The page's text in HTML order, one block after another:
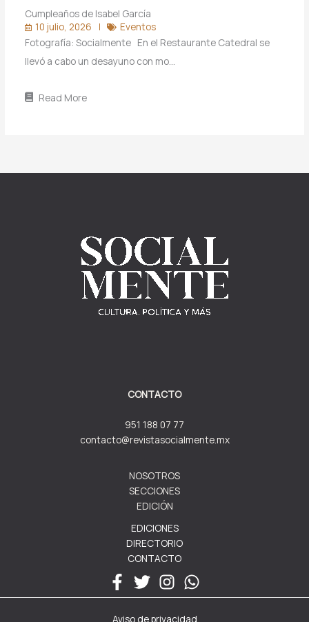
Cumpleaños de Isabel García
10 julio, 2026
Eventos
Fotografía: Socialmente En el Restaurante Catedral se
llevó a cabo un desayuno con mo…
Read More
CONTACTO
951 188 07 77
contacto@revistasocialmente.mx
NOSOTROS
SECCIONES
EDICIÓN
EDICIONES
DIRECTORIO
CONTACTO
Aviso de privacidad